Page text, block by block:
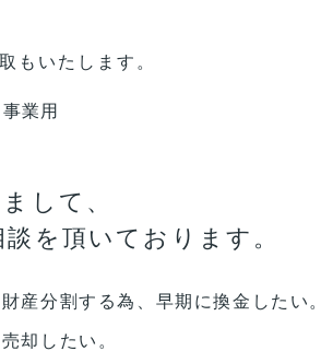
もいたします。
事業用
して、
を頂いております。
産分割する為、早期に換金したい。
却したい。